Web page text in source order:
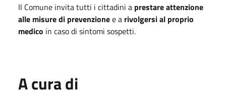
Il Comune invita tutti i cittadini a prestare attenzione
alle misure di prevenzionee a rivolgersi al proprio
medico in caso di sintomi sospetti.
A cura di